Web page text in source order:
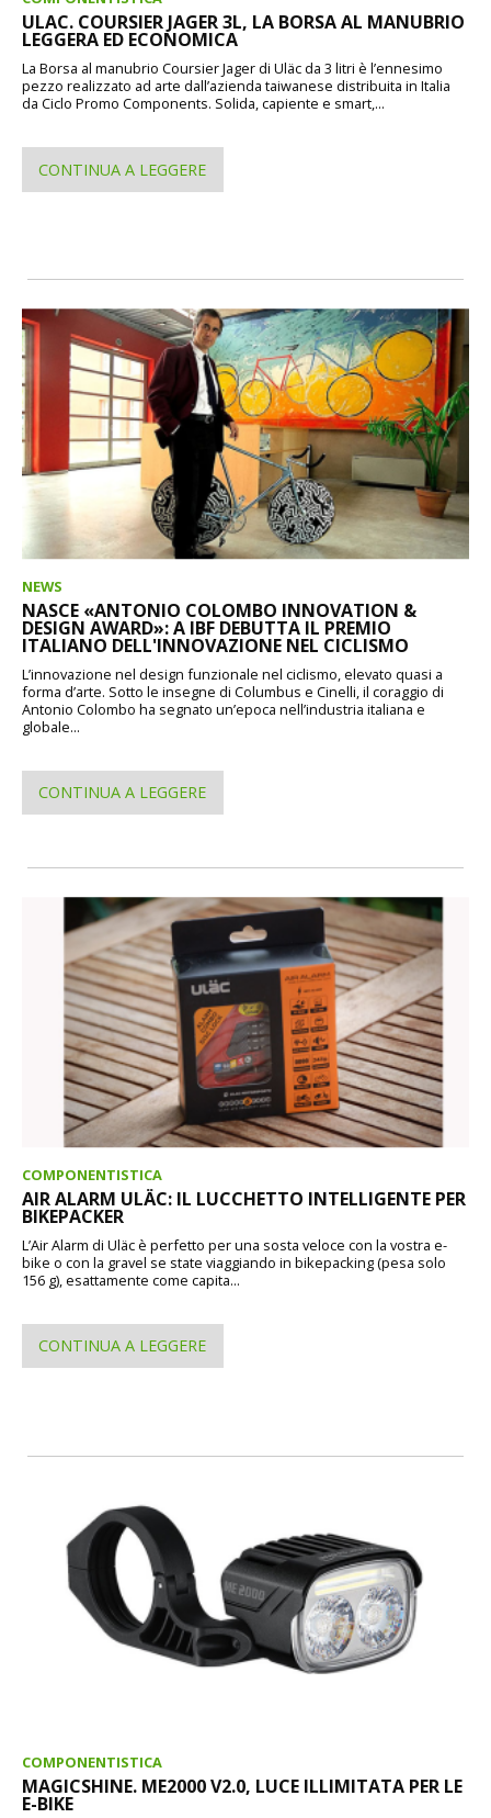
ULAC. COURSIER JAGER 3L, LA BORSA AL MANUBRIO
LEGGERA ED ECONOMICA
La Borsa al manubrio Coursier Jager di Uläc da 3 litri è l’ennesimo
pezzo realizzato ad arte dall’azienda taiwanese distribuita in Italia
da Ciclo Promo Components. Solida, capiente e smart,...
CONTINUA A LEGGERE
NEWS
NASCE «ANTONIO COLOMBO INNOVATION &
DESIGN AWARD»: A IBF DEBUTTA IL PREMIO
ITALIANO DELL'INNOVAZIONE NEL CICLISMO
L’innovazione nel design funzionale nel ciclismo, elevato quasi a
forma d’arte. Sotto le insegne di Columbus e Cinelli, il coraggio di
Antonio Colombo ha segnato un’epoca nell’industria italiana e
globale...
CONTINUA A LEGGERE
COMPONENTISTICA
AIR ALARM ULÄC: IL LUCCHETTO INTELLIGENTE PER
BIKEPACKER
L’Air Alarm di Uläc è perfetto per una sosta veloce con la vostra e-
bike o con la gravel se state viaggiando in bikepacking (pesa solo
156 g), esattamente come capita...
CONTINUA A LEGGERE
COMPONENTISTICA
MAGICSHINE. ME2000 V2.0, LUCE ILLIMITATA PER LE
E-BIKE